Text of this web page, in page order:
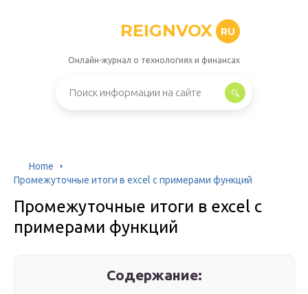
REIGNVOX RU
Онлайн-журнал о технологиях и финансах
Home
Промежуточные итоги в excel с примерами функций
Промежуточные итоги в excel с
примерами функций
Содержание: